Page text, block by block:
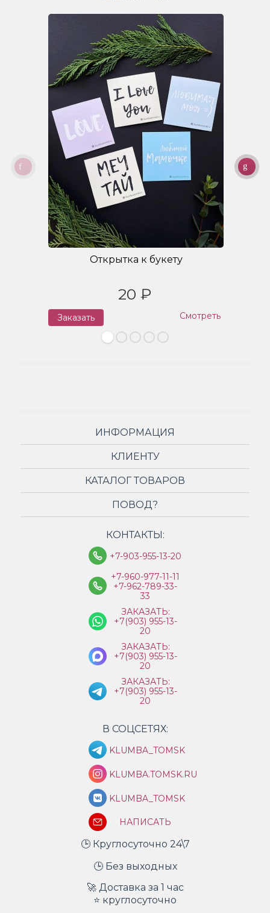
Открытка к букету
20 ₽
Заказать Смотреть
ИНФОРМАЦИЯ
КЛИЕНТУ
КАТАЛОГ ТОВАРОВ
ПОВОД?
КОНТАКТЫ:
+7-903-955-13-20
+7-960-977-11-11
+7-962-789-33-
33
ЗАКАЗАТЬ:
+7(903) 955-13-
20
ЗАКАЗАТЬ:
+7(903) 955-13-
20
ЗАКАЗАТЬ:
+7(903) 955-13-
20
В СОЦСЕТЯХ:
KLUMBA_TOMSK
KLUMBA.TOMSK.RU
KLUMBA_TOMSK
НАПИСАТЬ
🕒 Круглосуточно 24\7
🕒 Без выходных
🚀 Доставка за 1 час
⭐ круглосуточно